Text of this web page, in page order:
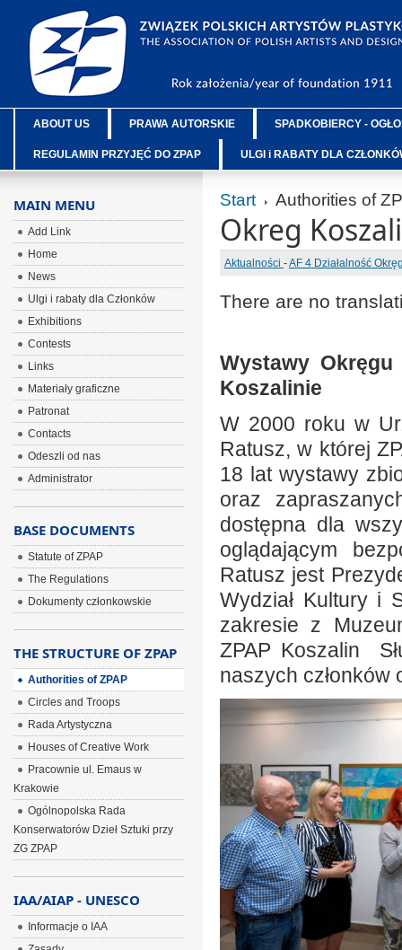
ABOUT US PRAWA AUTORSKIE SPADKOBIERCY -
REGULAMIN PRZYJĘĆ DO ZPAP ULGI i RABATY DLA
Start Authorities of
Okreg
Aktualności -AF 4 Działalność
There are no
Wystawy
Koszalinie
W 2000 roku w
Ratusz, w której
18 lat wystawy
oraz
dostępna dla
oglądającym
Ratusz jest
Wydział Kultury i
zakresie z
ZPAP Koszalin
naszych
MAIN MENU
Add Link
Home
News
Ulgi i rabaty dla Członków
Exhibitions
Contests
Links
Materiały graficzne
Patronat
Contacts
Odeszli od nas
Administrator
BASE DOCUMENTS
Statute of ZPAP
The Regulations
Dokumenty członkowskie
THE STRUCTURE OF ZPAP
Authorities of ZPAP
Circles and Troops
Rada Artystyczna
Houses of Creative Work
Pracownie ul. Emaus w
Krakowie
Ogólnopolska Rada
Konserwatorów Dzieł Sztuki przy
ZG ZPAP
IAA/AIAP - UNESCO
Informacje o IAA